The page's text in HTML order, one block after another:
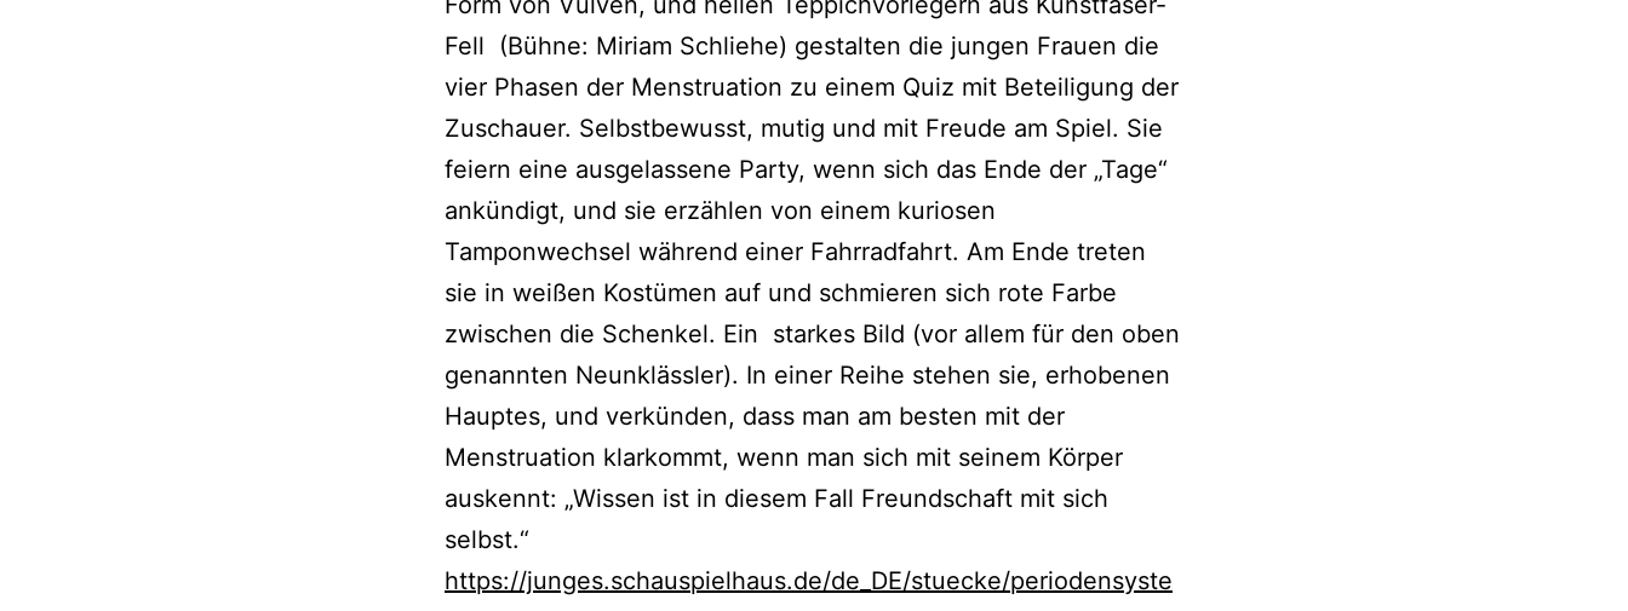
Fell (Bühne: Miriam Schliehe) gestalten die jungen Frauen die
vier Phasen der Menstruation zu einem Quiz mit Beteiligung der
Zuschauer. Selbstbewusst, mutig und mit Freude am Spiel. Sie
feiern eine ausgelassene Party, wenn sich das Ende der „Tage“
ankündigt, und sie erzählen von einem kuriosen
Tamponwechsel während einer Fahrradfahrt. Am Ende treten
sie in weißen Kostümen auf und schmieren sich rote Farbe
zwischen die Schenkel. Ein starkes Bild (vor allem für den oben
genannten Neunklässler). In einer Reihe stehen sie, erhobenen
Hauptes, und verkünden, dass man am besten mit der
Menstruation klarkommt, wenn man sich mit seinem Körper
auskennt: „Wissen ist in diesem Fall Freundschaft mit sich
selbst.“
https://junges.schauspielhaus.de/de_DE/stuecke/periodensyste